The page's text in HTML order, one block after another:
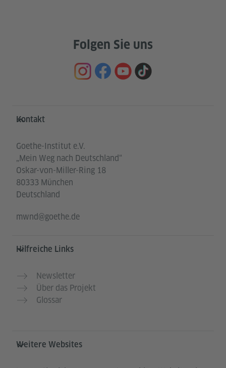
Folgen Sie uns
Service- und Informationsbereich
Kontakt
Goethe-Institut e.V.
„Mein Weg nach Deutschland“
Oskar-von-Miller-Ring 18
80333 München
Deutschland
mwnd@goethe.de
Hilfreiche Links
Newsletter
Über das Projekt
Glossar
Weitere Websites